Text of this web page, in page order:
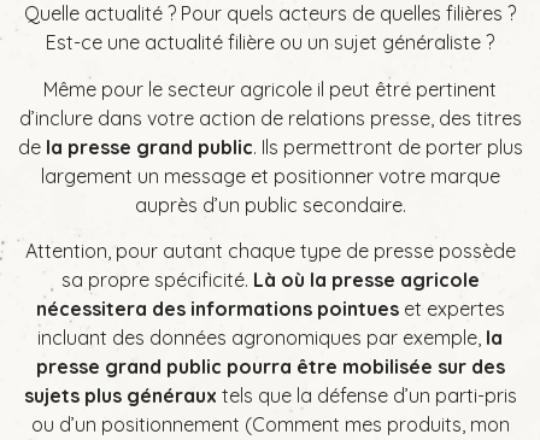
Quelle actualité ? Pour quels acteurs de quelles filières ?
Est-ce une actualité filière ou un sujet généraliste ?
Même pour le secteur agricole il peut être pertinent
d’inclure dans votre action de relations presse, des titres
de la presse grand public. Ils permettront de porter plus
largement un message et positionner votre marque
auprès d’un public secondaire.
Attention, pour autant chaque type de presse possède
sa propre spécificité. Là où la presse agricole
nécessitera des informations pointueset expertes
incluant des données agronomiques par exemple, la
presse grand public pourra être mobilisée sur des
sujets plus généraux tels que la défense d’un parti-pris
ou d’un positionnement (Comment mes produits, mon